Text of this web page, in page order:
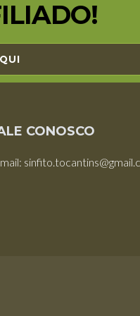
CONOSCO